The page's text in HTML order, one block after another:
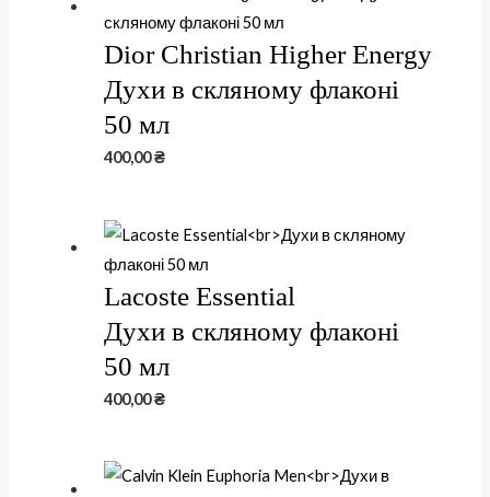
Dior Christian Higher Energy
Духи в скляному флаконі
50 мл
400,00₴
Lacoste Essential
Духи в скляному флаконі
50 мл
400,00₴